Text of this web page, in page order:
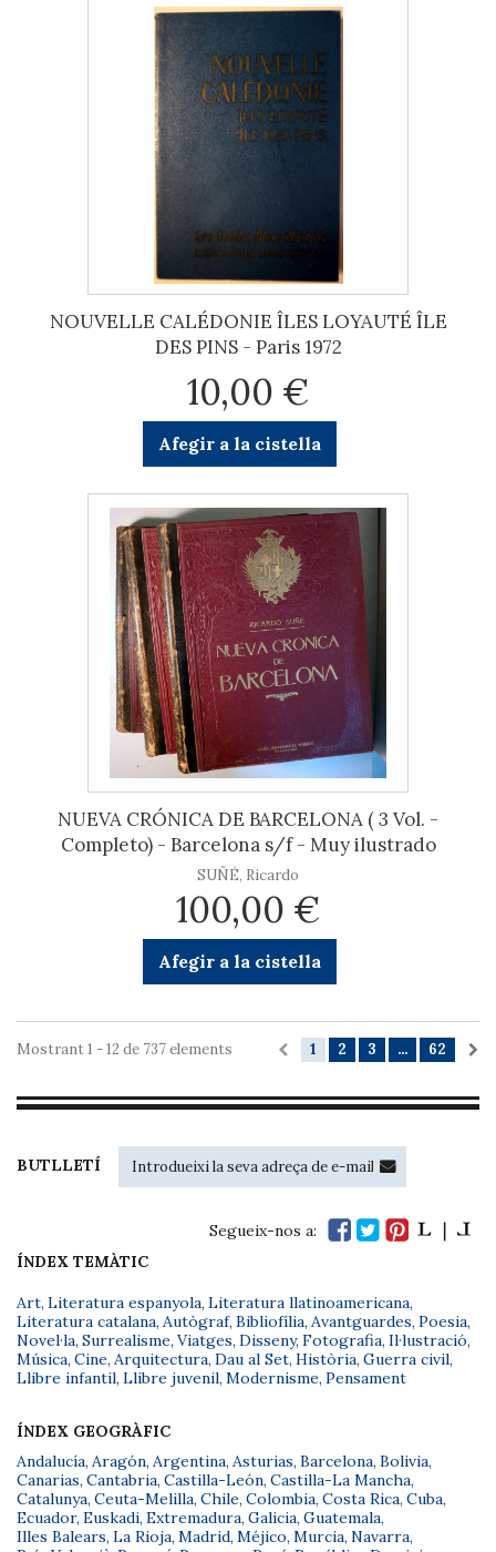
NOUVELLE CALÉDONIE ÎLES LOYAUTÉ ÎLE
DES PINS - Paris 1972
10,00 €
Afegir a la cistella
NUEVA CRÓNICA DE BARCELONA ( 3 Vol. -
Completo) - Barcelona s/f - Muy ilustrado
SUÑÉ, Ricardo
100,00 €
Afegir a la cistella
1 2 3 ... 62
Mostrant 1 - 12 de 737 elements
BUTLLETÍ
Segueix-nos a:
ÍNDEX TEMÀTIC
Art, Literatura espanyola, Literatura llatinoamericana,
Literatura catalana, Autògraf, Bibliofília, Avantguardes, Poesia,
Novel·la, Surrealisme, Viatges, Disseny, Fotografia, Il·lustració,
Música, Cine, Arquitectura, Dau al Set, Història, Guerra civil,
Llibre infantil, Llibre juvenil, Modernisme, Pensament
ÍNDEX GEOGRÀFIC
Andalucía, Aragón, Argentina, Asturias, Barcelona, Bolivia,
Canarias, Cantabria, Castilla-León, Castilla-La Mancha,
Catalunya, Ceuta-Melilla, Chile, Colombia, Costa Rica, Cuba,
Ecuador, Euskadi, Extremadura, Galicia, Guatemala,
Illes Balears, La Rioja, Madrid, Méjico, Murcia, Navarra,